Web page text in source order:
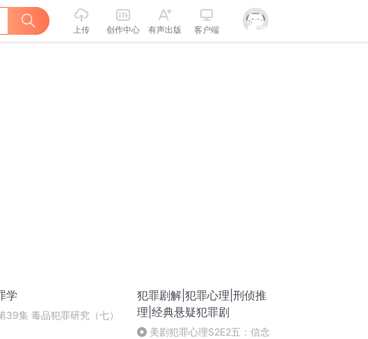
上传 创作中心 有声出版 客户端
学
39集 毒品犯罪研究（七）
犯罪剧解|犯罪心理|刑侦推
理|经典悬疑犯罪剧
美剧犯罪心理S2E2五：信念